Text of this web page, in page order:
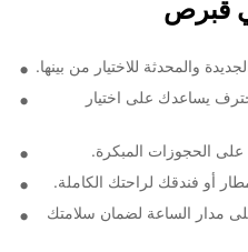
قبرص
والمحدثة للاختيار من بينها.
يساعدك على اختيار
الحجوزات المبكرة.
أو فندقك لراحتك الكاملة.
مدار الساعة لضمان سلامتك